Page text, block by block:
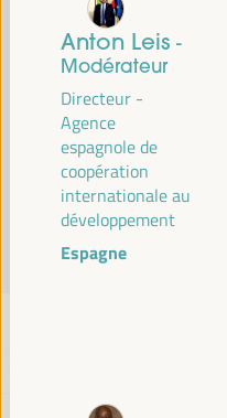
Anton Leis -
Modérateur
Directeur -
Agence
espagnole de
coopération
internationale au
développement
Espagne